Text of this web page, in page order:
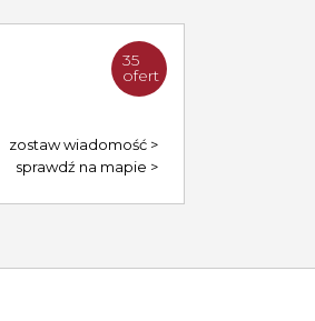
35
ofert
zostaw wiadomość
sprawdź na mapie